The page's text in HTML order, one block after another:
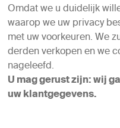
Omdat we u duidelijk
waarop we uw privacy
met uw voorkeuren. We
derden verkopen en we
nageleefd.
U mag gerust zijn: wij
uw klantgegevens.